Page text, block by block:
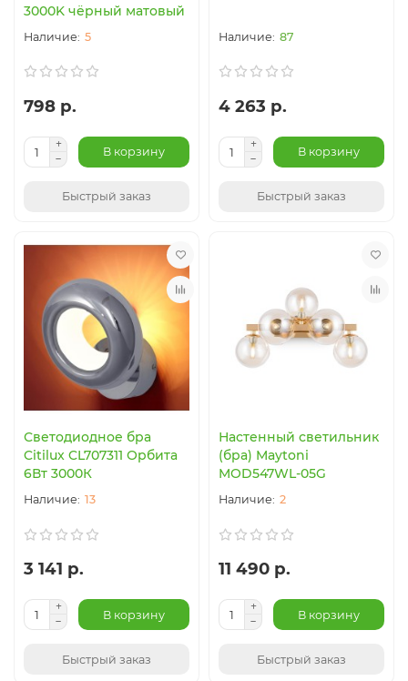
3000K чёрный матовый
5
798 р.
В корзину
Быстрый заказ
87
4 263 р.
В корзину
Быстрый заказ
Светодиодное бра
Citilux CL707311 Орбита
6Вт 3000К
13
3 141 р.
В корзину
Быстрый заказ
Настенный светильник
(бра) Maytoni
MOD547WL-05G
2
11 490 р.
В корзину
Быстрый заказ